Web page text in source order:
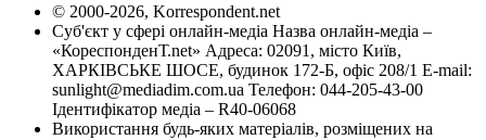
© 2000-2026, Korrespondent.net
Суб'єкт у сфері онлайн-медіа Назва онлайн-медіа –
«КореспонденТ.net» Адреса: 02091, місто Київ,
ХАРКІВСЬКЕ ШОСЕ, будинок 172-Б, офіс 208/1 E-mail:
sunlight@mediadim.com.ua Телефон: 044-205-43-00
Ідентифікатор медіа – R40-06068
Використання будь-яких матеріалів, розміщених на